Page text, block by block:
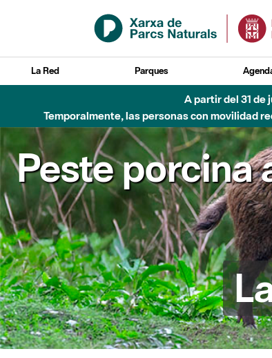
Saltar al contenido principal
La Red Parques
A partir del 31 de
Temporalmente, las personas con movilidad
Peste porcina